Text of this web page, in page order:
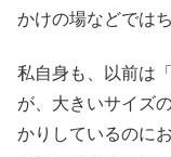
かけの場などでは
私自身も、以前は
が、大きいサイズ
かりしているのに